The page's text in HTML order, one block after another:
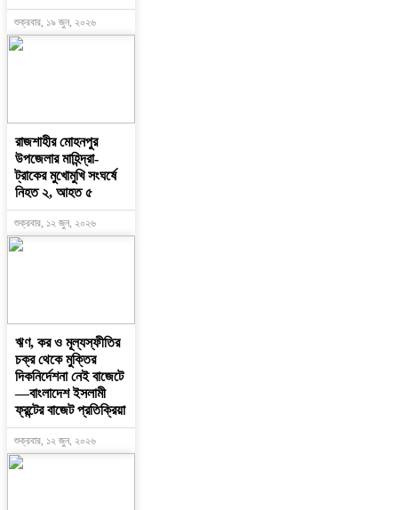
শুক্রবার, ১৯ জুন, ২০২৬
রাজশাহীর মোহনপুর
উপজেলার মাহিন্দ্রা-
ট্রাকের মুখোমুখি সংঘর্ষে
নিহত ২, আহত ৫
শুক্রবার, ১২ জুন, ২০২৬
ঋণ, কর ও মূল্যস্ফীতির
চক্র থেকে মুক্তির
দিকনির্দেশনা নেই বাজেটে
—বাংলাদেশ ইসলামী
ফ্রন্টের বাজেট প্রতিক্রিয়া
শুক্রবার, ১২ জুন, ২০২৬